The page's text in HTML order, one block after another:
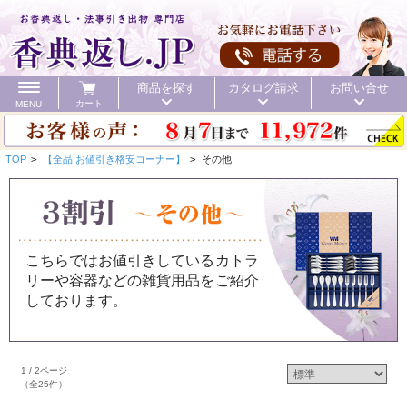
MENU カート
商品を探す
初盆 お返し 40%OFF
カタログ
価格で探す
カタログ請求 お問い合せ
TOP > 【全品 お値引き格安コーナー】 > その他
こちらではお値引きしているカトラ
リーや容器などの雑貨用品をご紹介
しております。
1 / 2ページ
（全25件）